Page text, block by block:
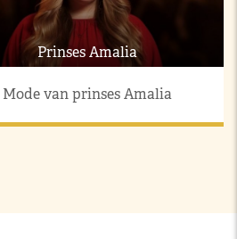
Prinses Amalia
Mode van prinses Amalia